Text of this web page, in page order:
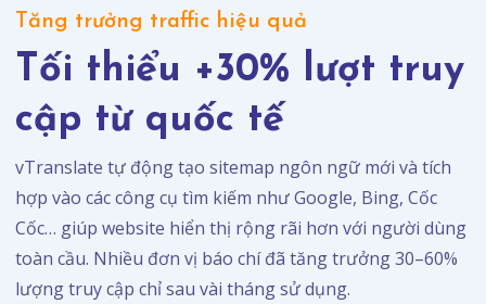
Tăng trưởng traffic hiệu quả
Tối thiểu +30% lượt truy
cập từ quốc tế
vTranslate tự động tạo sitemap ngôn ngữ mới và tích
hợp vào các công cụ tìm kiếm như Google, Bing, Cốc
Cốc… giúp website hiển thị rộng rãi hơn với người dùng
toàn cầu. Nhiều đơn vị báo chí đã tăng trưởng 30–60%
lượng truy cập chỉ sau vài tháng sử dụng.